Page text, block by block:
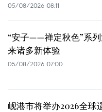
05/08/2026 08:11
“安子——禅定秋色”系
来诸多新体验
05/08/2026 07:00
岘港市将举办2026全球